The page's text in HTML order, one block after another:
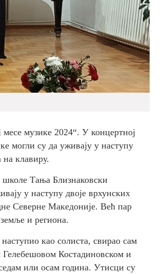
музике 2024“. У концертној
могли су да уживају у наступу
клавиру.
Тања Близнаковски
у наступу двоје врхунских
Северне Македоније. Већ пар
и региона.
као солиста, свирао сам
Гелебешовом Костадиновском и
или осам година. Утисци су